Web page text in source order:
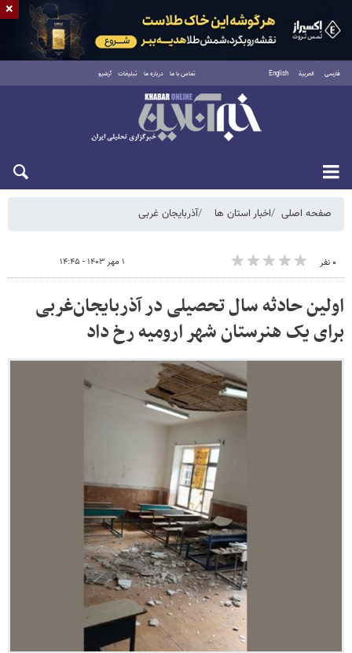
فارسی العربية English تماس با ما درباره ما تبلیغات آرشیو
جمعه ۱۶ مرداد ۱۴۰۵
صفحه اصلی اخبار استان ها آذربایجان غربی
۰ نفر ۱ مهر ۱۴۰۳ - ۱۴:۴۵
اولین حادثه سال تحصیلی در آذربایجان‌غربی
برای یک هنرستان شهر ارومیه رخ داد
×